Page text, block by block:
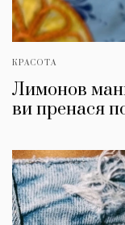
КРАСОТА
Лимонов
ви пренася